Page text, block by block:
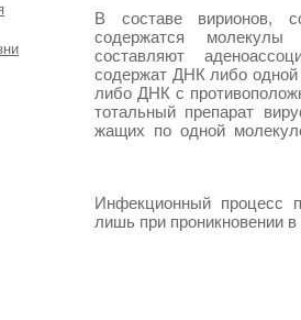
В составе вирионов,
содержатся
составляют
содержат ДНК либо
либо ДНК с
тотальный препарат
жащих
по одной
Инфекционный процесс
лишь при проникновении